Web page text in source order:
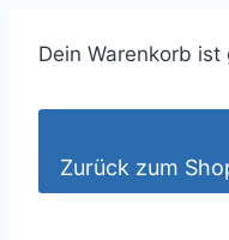
Dein Warenkorb
Zurück zum